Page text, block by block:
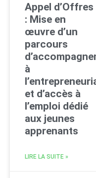
Appel d’Offres
: Mise en
œuvre d’un
parcours
à
et d’accès à
l’emploi dédié
aux jeunes
apprenants
LIRE LA SUITE »